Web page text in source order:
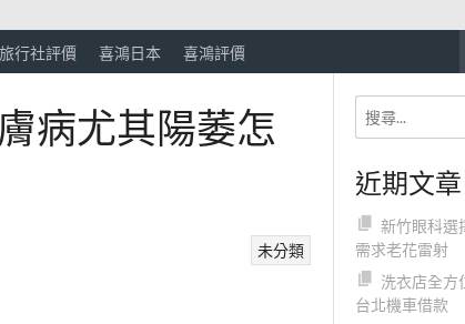
行社評價 喜鴻日本 喜鴻評價
病尤其陽萎怎
未分類
近期文章
新竹眼科選
需求老花雷射
洗衣店全方
台北機車借款